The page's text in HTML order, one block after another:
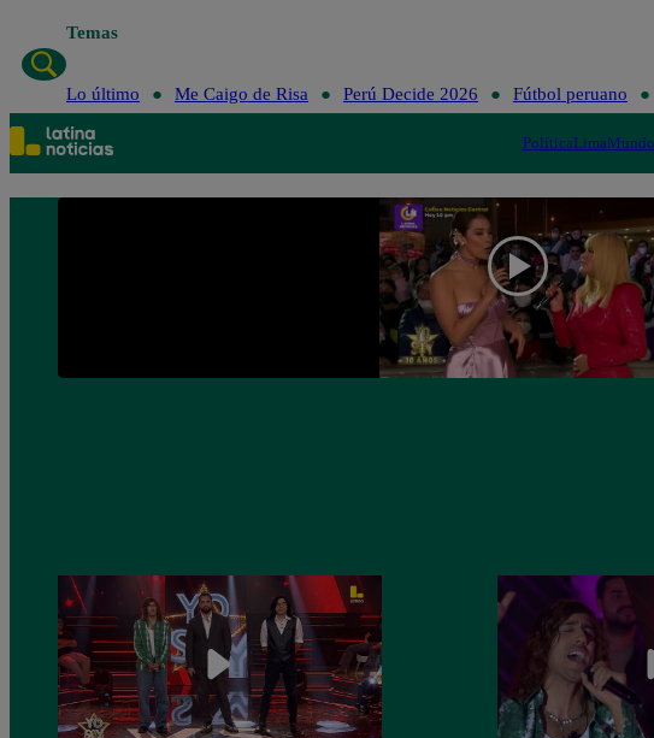
Temas
Lo último Me Caigo de Risa Perú Decide 2026 Fútbol peruano
PolíticaLimaMundo